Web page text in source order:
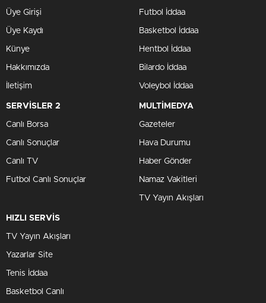
Üye Girişi
Üye Kaydı
Künye
Hakkımızda
İletişim
Futbol İddaa
Basketbol İddaa
Hentbol İddaa
Bilardo İddaa
Voleybol İddaa
SERVİSLER 2
Canlı Borsa
Canlı Sonuçlar
Canlı TV
Futbol Canlı Sonuçlar
MULTİMEDYA
Gazeteler
Hava Durumu
Haber Gönder
Namaz Vakitleri
TV Yayın Akışları
HIZLI SERVİS
TV Yayın Akışları
Yazarlar Site
Tenis İddaa
Basketbol Canlı